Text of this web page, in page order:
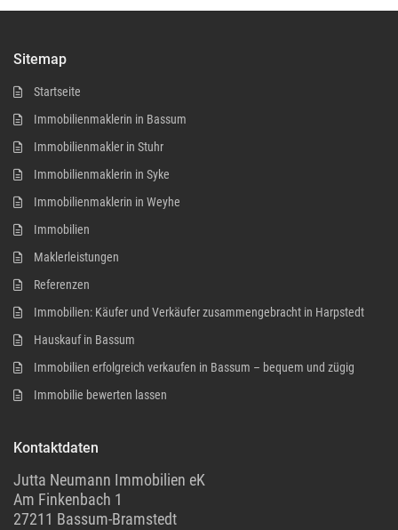
Sitemap
Startseite
Immobilienmaklerin in Bassum
Immobilienmakler in Stuhr
Immobilienmaklerin in Syke
Immobilienmaklerin in Weyhe
Immobilien
Maklerleistungen
Referenzen
Immobilien: Käufer und Verkäufer zusammengebracht in Harpstedt
Hauskauf in Bassum
Immobilien erfolgreich verkaufen in Bassum – bequem und zügig
Immobilie bewerten lassen
Kontaktdaten
Jutta Neumann Immobilien eK
Am Finkenbach 1
27211 Bassum-Bramstedt